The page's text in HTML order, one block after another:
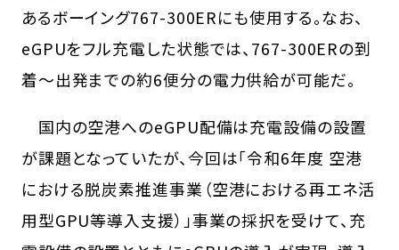
あるボーイング767-300ERにも使用する。なお、
eGPUをフル充電した状態では、767-300ERの到
着〜出発までの約6便分の電力供給が可能だ。
国内の空港へのeGPU配備は充電設備の設置
が課題となっていたが、今回は「令和6年度 空港
における脱炭素推進事業（空港における再エネ活
用型GPU等導入支援）」事業の採択を受けて、充